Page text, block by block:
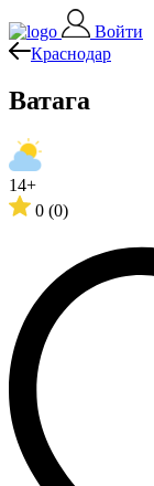
Войти
Краснодар
Ватага
14+
0 (0)